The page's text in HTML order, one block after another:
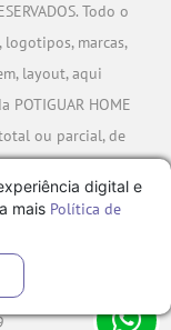
Todo o
marcas,
layout, aqui
HOME
ou parcial, de
implicará na
da Lei.
SA - CNPJ:
Nº 354, São
digital e
mais Política de